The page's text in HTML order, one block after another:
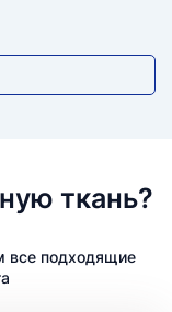
ткань?
все подходящие